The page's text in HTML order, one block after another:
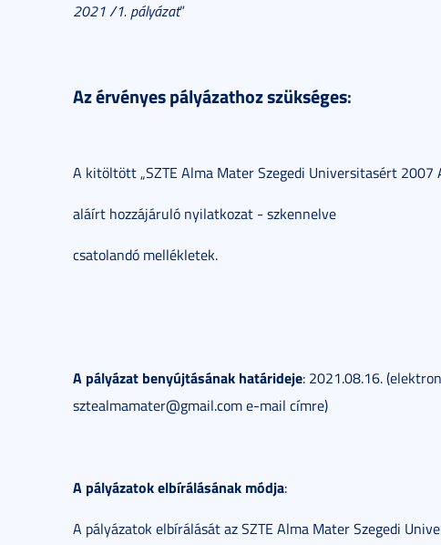
2021 /1. pályázat”
Az érvényes pályázathoz szükséges:
A kitöltött „SZTE Alma Mater Szegedi Universitasért
aláírt hozzájáruló nyilatkozat - szkennelve
csatolandó mellékletek.
A pályázat benyújtásának határideje: 2021.08.16.
sztealmamater@gmail.com e-mail címre)
A pályázatok elbírálásának módja:
A pályázatok elbírálását az SZTE Alma Mater Szegedi